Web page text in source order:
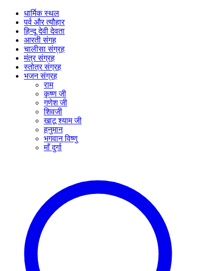
धार्मिक स्थल
पर्व और त्यौहार
हिन्दू देवी देवता
आरती संगह
चालीसा संग्रह
मंत्र संग्रह
स्तोत्र संग्रह
भजन संग्रह
राम
कृष्ण जी
गणेश जी
शिवजी
खाटू श्याम जी
हनुमान
भगवान विष्णु
माँ दुर्गा